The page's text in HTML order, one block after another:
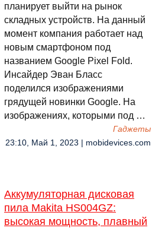
планирует выйти на рынок
складных устройств. На данный
момент компания работает над
новым смартфоном под
названием Google Pixel Fold.
Инсайдер Эван Бласс
поделился изображениями
грядущей новинки Google. На
изображениях, которыми под …
Гаджеты
23:10, Май 1, 2023 | mobidevices.com
Аккумуляторная дисковая
пила Makita HS004GZ:
высокая мощность, плавный